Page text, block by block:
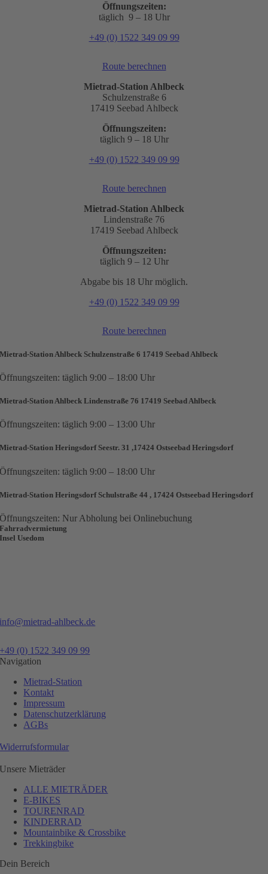
Öffnungszeiten:
täglich 9 – 18 Uhr
+49 (0) 1522 349 09 99
Route berechnen
Mietrad-Station Ahlbeck
Schulzenstraße 6
17419 Seebad Ahlbeck
Öffnungszeiten:
täglich 9 – 18 Uhr
+49 (0) 1522 349 09 99
Route berechnen
Mietrad-Station Ahlbeck
Lindenstraße 76
17419 Seebad Ahlbeck
Öffnungszeiten:
täglich 9 – 12 Uhr
Abgabe bis 18 Uhr möglich.
+49 (0) 1522 349 09 99
Route berechnen
Mietrad-Station Ahlbeck Schulzenstraße 6 17419 Seebad Ahlbeck
Öffnungszeiten: täglich 9:00 – 18:00 Uhr
Mietrad-Station Ahlbeck Lindenstraße 76 17419 Seebad Ahlbeck
Öffnungszeiten: täglich 9:00 – 13:00 Uhr
Mietrad-Station Heringsdorf Seestr. 31 ,17424 Ostseebad Heringsdorf
Öffnungszeiten: täglich 9:00 – 18:00 Uhr
Mietrad-Station Heringsdorf Schulstraße 44 , 17424 Ostseebad Heringsdorf
Öffnungszeiten: Nur Abholung bei Onlinebuchung
Fahrradvermietung
Insel Usedom
info@mietrad-ahlbeck.de
+49 (0) 1522 349 09 99
Navigation
Mietrad-Station
Kontakt
Impressum
Datenschutzerklärung
AGBs
Widerrufsformular
Unsere Mieträder
ALLE MIETRÄDER
E-BIKES
TOURENRAD
KINDERRAD
Mountainbike & Crossbike
Trekkingbike
Dein Bereich